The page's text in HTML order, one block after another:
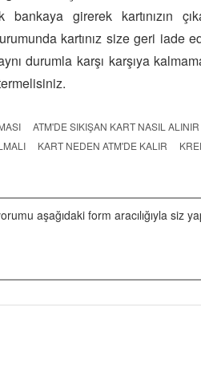
bankaya girerek kartınızın
kartınız size geri iade
durumla karşı karşıya
ATM'DE SIKIŞAN KART NASIL ALINIR
KART NEDEN ATM'DE KALIR
aşağıdaki form aracılığıyla siz